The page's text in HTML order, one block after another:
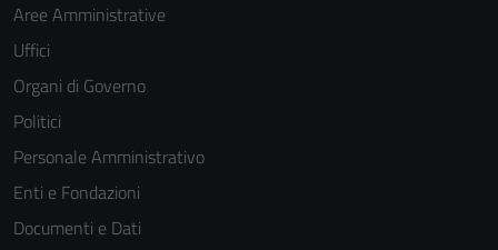
Aree Amministrative
Uffici
Organi di Governo
Politici
Personale Amministrativo
Enti e Fondazioni
Documenti e Dati